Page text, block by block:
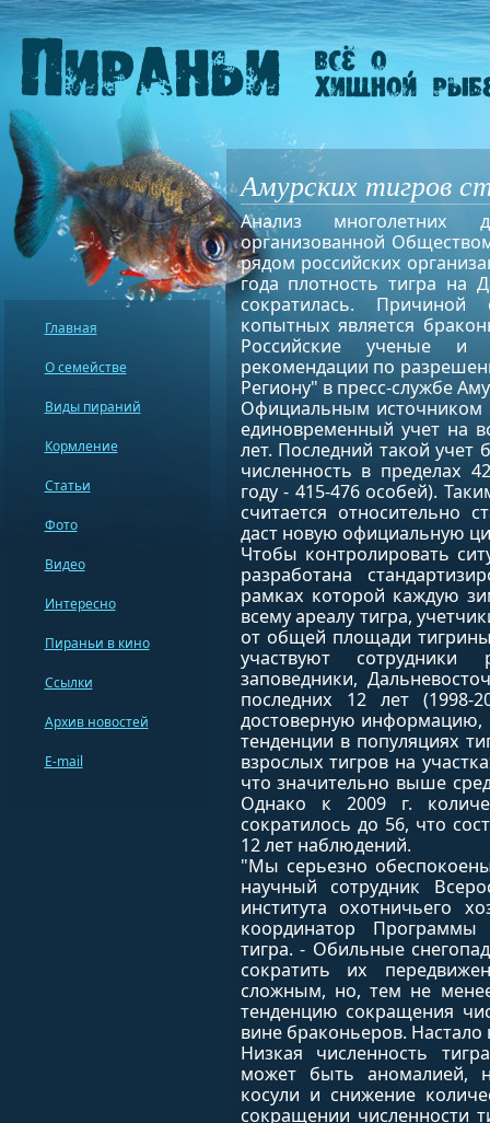
Амурских тигров
Анализ многолетних
организованной
рядом российских
года плотность тигра на
сократилась.
копытных является
Российские ученые и
рекомендации по
Региону" в пресс-службе
Официальным источником
единовременный учет на
лет. Последний такой учет
численность в пределах
году - 415-476 особей).
считается относительно
даст новую официальную
Чтобы контролировать
разработана
рамках которой каждую
всему ареалу тигра,
от общей площади
участвуют сотрудники
заповедники,
последних 12 лет (1998-
достоверную
тенденции в популяциях
взрослых тигров на
что значительно выше
Однако к 2009 г.
сократилось до 56, что
12 лет наблюдений.
"Мы серьезно
научный сотрудник
института охотничьего
координатор Программы
тигра. - Обильные
сократить их
сложным, но, тем не
тенденцию сокращения
вине браконьеров.
Низкая численность
может быть аномалией,
косули и снижение
сокращении численности
Главная
О семействе
Виды пираний
Кормление
Статьи
Фото
Видео
Интересно
Пираньи в кино
Ссылки
Архив новостей
E-mail